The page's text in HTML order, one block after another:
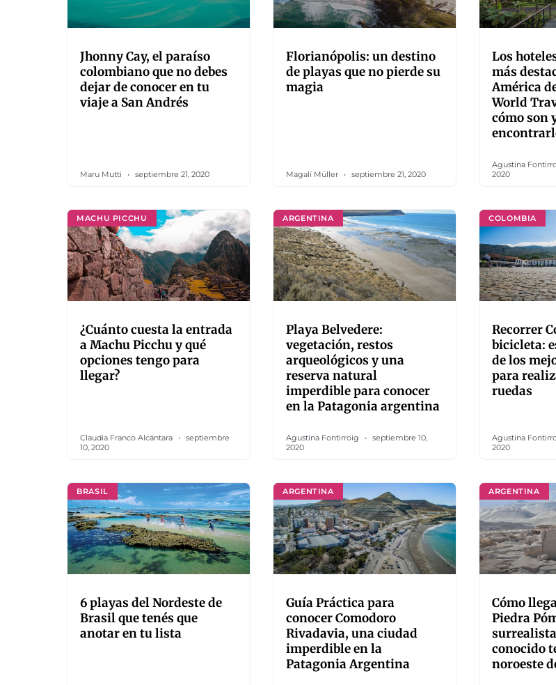
Jhonny Cay, el paraíso
colombiano que no debes
dejar de conocer en tu
viaje a San Andrés
Maru Mutti septiembre 21, 2020
Florianópolis: un destino
de playas que no pierde su
magia
Magalí Müller septiembre 21, 2020
Los
más
América
World
cómo son
Agustina
2020
MACHU PICCHU
¿Cuánto cuesta la entrada
a Machu Picchu y qué
opciones tengo para
llegar?
Claudia Franco Alcántara
septiembre
10, 2020
ARGENTINA
Playa Belvedere:
vegetación, restos
arqueológicos y una
reserva natural
imperdible para conocer
en la Patagonia argentina
Agustina Fontirroig
septiembre 10,
2020
COLOMBIA
Recorrer
bicicleta:
de los
para
ruedas
Agustina
2020
BRASIL
6 playas del Nordeste de
Brasil que tenés que
anotar en tu lista
ARGENTINA
Guía Práctica para
conocer Comodoro
Rivadavia, una ciudad
imperdible en la
Patagonia Argentina
ARGENTINA
Cómo
Piedra
conocido
noroeste